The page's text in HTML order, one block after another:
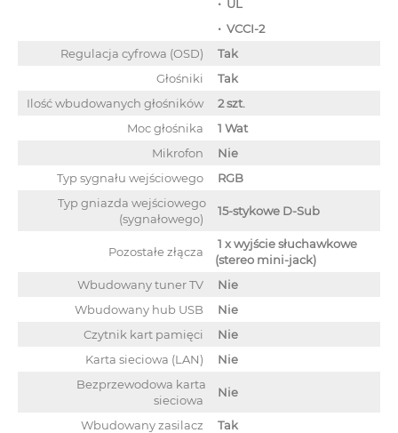
• UL
• VCCI-2
Regulacja cyfrowa (OSD)
Tak
Głośniki
Tak
Ilość wbudowanych głośników
2 szt.
Moc głośnika
1 Wat
Mikrofon
Nie
Typ sygnału wejściowego
RGB
Typ gniazda wejściowego
(sygnałowego)
15-stykowe D-Sub
Pozostałe złącza
1 x wyjście słuchawkowe
(stereo mini-jack)
Wbudowany tuner TV
Nie
Wbudowany hub USB
Nie
Czytnik kart pamięci
Nie
Karta sieciowa (LAN)
Nie
Bezprzewodowa karta
sieciowa
Nie
Wbudowany zasilacz
Tak